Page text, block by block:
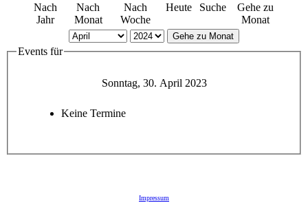
Nach
Jahr
Nach
Monat
Nach
Woche
Heute Suche
Gehe zu
Monat
Gehe zu Monat
Events für
Sonntag, 30. April 2023
Keine Termine
Impressum